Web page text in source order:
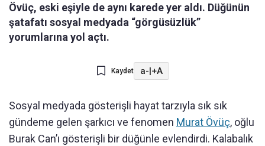
Övüç, eski eşiyle de aynı karede yer aldı. Düğünün
şatafatı sosyal medyada “görgüsüzlük”
yorumlarına yol açtı.
Kaydet a-|+A
Sosyal medyada gösterişli hayat tarzıyla sık sık
gündeme gelen şarkıcı ve fenomen Murat Övüç, oğlu
Burak Can’ı gösterişli bir düğünle evlendirdi. Kalabalık